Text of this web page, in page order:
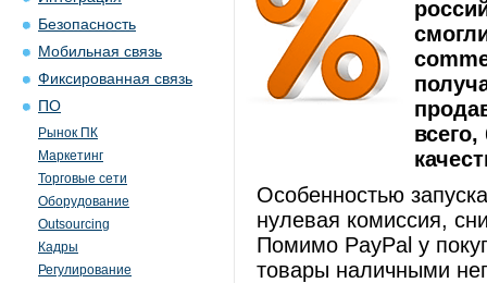
Безопасность
Мобильная связь
Фиксированная связь
ПО
Рынок ПК
Маркетинг
Торговые сети
Оборудование
Outsourcing
Кадры
Регулирование
Особенностью
нулевая комиссия,
Помимо PayPal у
товары наличными